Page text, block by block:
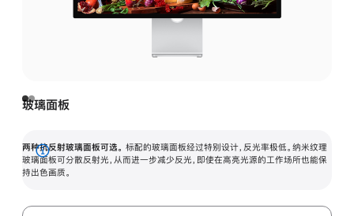
玻璃面板
两种抗反射玻璃面板可选。 标配的玻璃面板经过特别设计，反光率极低。纳米纹理
玻璃面板可分散反射光，从而进一步减少反光，即使在高亮光源的工作场所也能保
持出色画质。
展
开